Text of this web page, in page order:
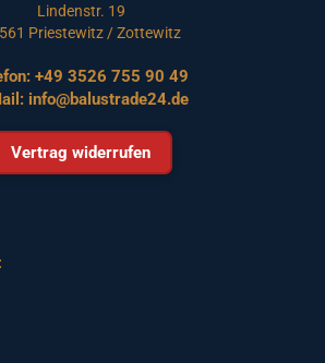
Lindenstr. 19
Priestewitz / Zottewitz
+49 3526 755 90 49
info@balustrade24.de
Vertrag widerrufen